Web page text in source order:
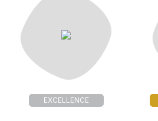
EXCELLENCE